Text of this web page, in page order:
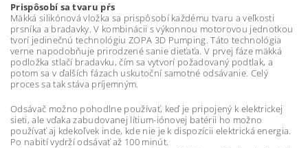
Prispôsobí sa tvaru pŕs
Mäkká silikónová vložka sa prispôsobí každému tvaru a veľkosti
prsníka a bradavky. V kombinácii s výkonnou motorovou jednotkou
tvorí jedinečnú technológiu ZOPA 3D Pumping. Táto technológia
verne napodobňuje prirodzené sanie dieťaťa. V prvej fáze mäkká
podložka stlačí bradavku, čím sa vytvorí požadovaný podtlak, a
potom sa v ďalších fázach uskutoční samotné odsávanie. Celý
proces sa tak stáva príjemným.
Odsávač možno pohodlne používať, keď je pripojený k elektrickej
sieti, ale vďaka zabudovanej lítium-iónovej batérii ho možno
používať aj kdekoľvek inde, kde nie je k dispozícii elektrická energia.
Po nabití vydrží odsávať až 100 minút.